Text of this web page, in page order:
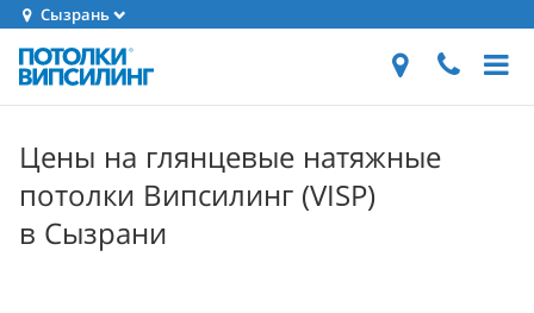
Сызрань
Цены на глянцевые натяжные
потолки Випсилинг (VISP)
в Сызрани